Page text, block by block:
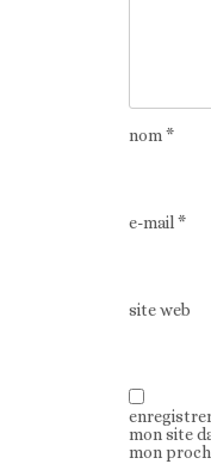
nom*
e-mail*
site web
mon site
mon